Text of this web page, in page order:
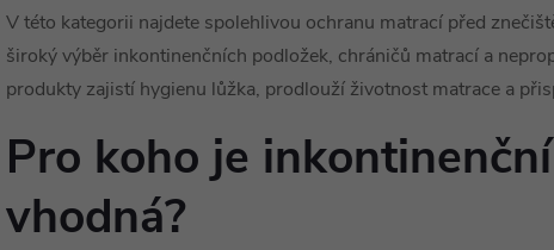
V této kategorii najdete spolehlivou ochranu matrací před
široký výběr inkontinenčních podložek, chráničů matrací a
produkty zajistí hygienu lůžka, prodlouží životnost matrace a
Pro koho je
vhodná?